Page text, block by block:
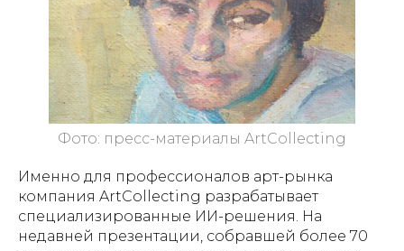
Фото: пресс-материалы ArtCollecting
Именно для профессионалов арт-рынка
компания ArtCollecting разрабатывает
специализированные ИИ-решения. На
недавней презентации, собравшей более 70